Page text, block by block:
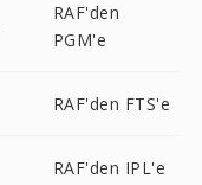
RAF'den
PGM'e
RAF'den FTS'e
RAF'den IPL'e